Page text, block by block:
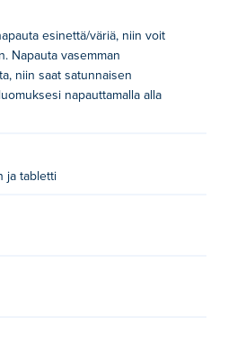
pukeutumispeliä?
väriä varustaaksesi sen tai
Napauta vasemmassa
satunnaistaaksesi hahmosi.
tallentaaksesi luomuksesi.
Entrevero Games. Heillä
Dress-Upia
ilmaiseksi Poki-sivustolla.
esinettä/väriä, niin voit
Napauta vasemman
niin saat satunnaisen
napauttamalla alla
ja tabletti